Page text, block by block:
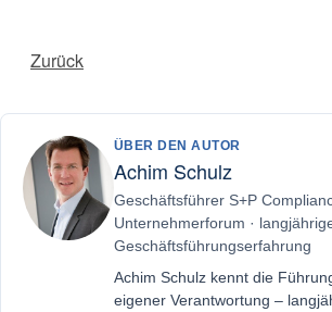
Zurück
ÜBER DEN AUTOR
Achim Schulz
Geschäftsführer S+P
Unternehmerforum ·
Geschäftsführungserfahrung
Achim Schulz kennt die
eigener Verantwortung –